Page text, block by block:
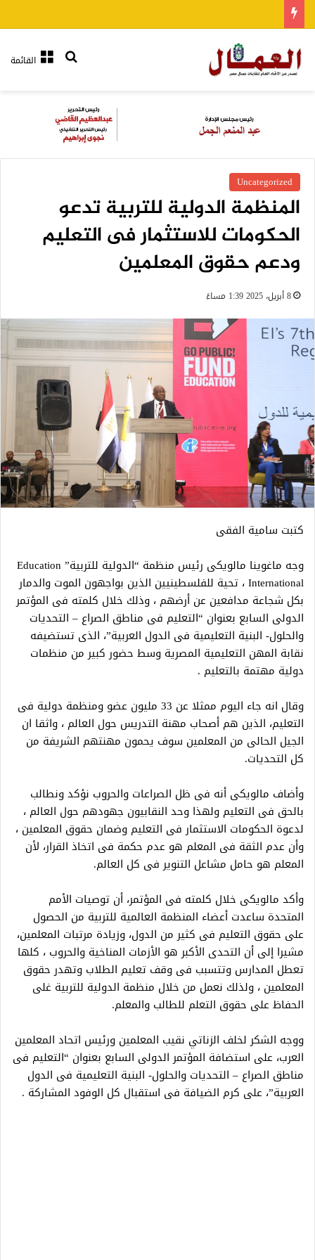
القائمةبحث عن
Uncategorized
المنظمة الدولية للتربية تدعو
الحكومات للاستثمار فى التعليم
ودعم حقوق المعلمين
8 أبريل، 2025 1:39 مساءً
كتبت سامية الفقى
وجه ماغوينا مالويكى رئيس منظمة “الدولية للتربية” Education
International ، تحية للفلسطينيين الذين بواجهون الموت والدمار
بكل شجاعة مدافعين عن أرضهم ، وذلك خلال كلمته فى المؤتمر
الدولى السابع بعنوان “التعليم فى مناطق الصراع – التحديات
والحلول- البنية التعليمية فى الدول العربية”، الذى تستضيفه
نقابة المهن التعليمية المصرية وسط حضور كبير من منظمات
دولية مهتمة بالتعليم .
وقال انه جاء اليوم ممثلا عن 33 مليون عضو ومنظمة دولية فى
التعليم، الذين هم أصحاب مهنة التدريس حول العالم ، واثقا ان
الجيل الحالى من المعلمين سوف يحمون مهنتهم الشريفة من
كل التحديات.
وأضاف مالويكى أنه فى ظل الصراعات والحروب نؤكد ونطالب
بالحق فى التعليم ولهذا وحد النقابيون جهودهم حول العالم ،
لدعوة الحكومات الاستثمار فى التعليم وضمان حقوق المعلمين ،
وأن عدم الثقة فى المعلم هو عدم حكمة فى اتخاذ القرار، لأن
المعلم هو حامل مشاعل التنوير فى كل العالم.
وأكد مالويكى خلال كلمته فى المؤتمر، أن توصيات الأمم
المتحدة ساعدت أعضاء المنظمة العالمية للتربية من الحصول
على حقوق التعليم فى كثير من الدول، وزيادة مرتبات المعلمين،
مشيرا إلى أن التحدى الأكبر هو الأزمات المناخية والحروب ، كلها
تعطل المدارس وتتسبب فى وقف تعليم الطلاب وتهدر حقوق
المعلمين ، ولذلك نعمل من خلال منظمة الدولية للتربية غلى
الحفاظ على حقوق التعلم للطالب والمعلم.
ووجه الشكر لخلف الزناتي نقيب المعلمين ورئيس اتحاد المعلمين
العرب، على استضافة المؤتمر الدولى السابع بعنوان “التعليم فى
مناطق الصراع – التحديات والحلول- البنية التعليمية فى الدول
العربية”، على كرم الضيافة فى استقبال كل الوفود المشاركة .